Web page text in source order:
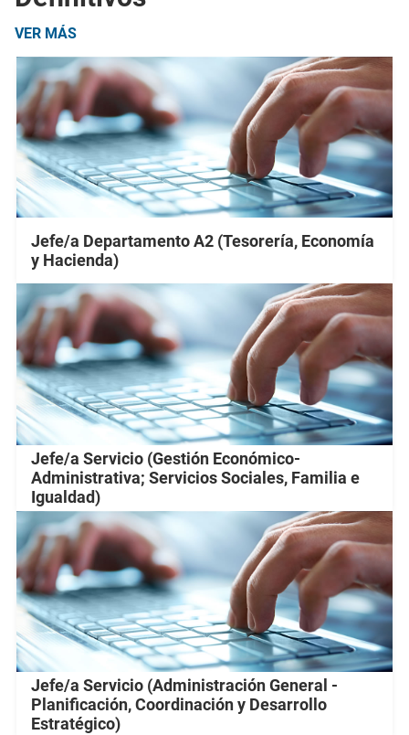
VER MÁS
Jefe/a Departamento A2 (Tesorería, Economía
y Hacienda)
Jefe/a Servicio (Gestión Económico-
Administrativa; Servicios Sociales, Familia e
Igualdad)
Jefe/a Servicio (Administración General -
Planificación, Coordinación y Desarrollo
Estratégico)